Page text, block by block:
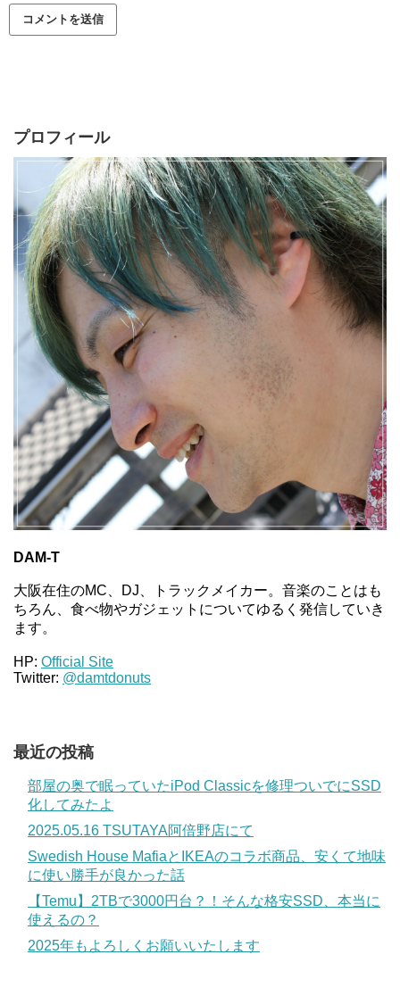
プロフィール
DAM-T
大阪在住のMC、DJ、トラックメイカー。音楽のことはも
ちろん、食べ物やガジェットについてゆるく発信していき
ます。
HP: Official Site
Twitter: @damtdonuts
最近の投稿
部屋の奥で眠っていたiPod Classicを修理ついでにSSD
化してみたよ
2025.05.16 TSUTAYA阿倍野店にて
Swedish House MafiaとIKEAのコラボ商品、安くて地味
に使い勝手が良かった話
【Temu】2TBで3000円台？！そんな格安SSD、本当に
使えるの？
2025年もよろしくお願いいたします